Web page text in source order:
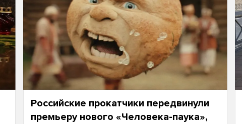
Российские прокатчики передвинули
премьеру нового «Человека-паука»,